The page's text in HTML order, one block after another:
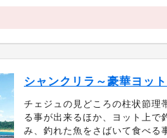
シャンクリラ～豪華ヨッ
チェジュの見どころの柱状節理
る事が出来るほか、ヨット上で
み、釣れた魚をさばいて食べる